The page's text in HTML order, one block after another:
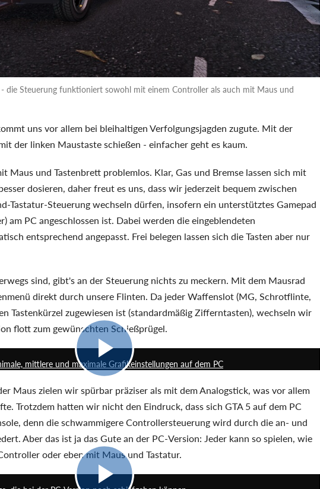
die Steuerung funktioniert sowohl mit einem Controller als auch mit Maus und
uns vor allem bei bleihaltigen Verfolgungsjagden zugute. Mit der
der linken Maustaste schießen - einfacher geht es kaum.
Maus und Tastenbrett problemlos. Klar, Gas und Bremse lassen sich mit
dosieren, daher freut es uns, dass wir jederzeit bequem zwischen
Tastatur-Steuerung wechseln dürfen, insofern ein unterstütztes Gamepad
am PC angeschlossen ist. Dabei werden die eingeblendeten
entsprechend angepasst. Frei belegen lassen sich die Tasten aber nur
sind, gibt's an der Steuerung nichts zu meckern. Mit dem Mausrad
direkt durch unsere Flinten. Da jeder Waffenslot (MG, Schrotflinte,
Tastenkürzel zugewiesen ist (standardmäßig Zifferntasten), wechseln wir
flott zum gewünschten Schießprügel.
mittlere und maximale Grafikeinstellungen auf dem PC
Maus zielen wir spürbar präziser als mit dem Analogstick, was vor allem
Trotzdem hatten wir nicht den Eindruck, dass sich GTA 5 auf dem PC
denn die schwammigere Controllersteuerung wird durch die an- und
Aber das ist ja das Gute an der PC-Version: Jeder kann so spielen, wie
oder eben mit Maus und Tastatur.